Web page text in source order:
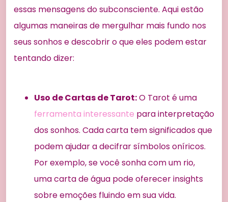
essas mensagens do subconsciente. Aqui estão
algumas maneiras de mergulhar mais fundo nos
seus sonhos e descobrir o que eles podem estar
tentando dizer:
Uso de Cartas de Tarot:O Tarot é uma
ferramenta interessante para interpretação
dos sonhos. Cada carta tem significados que
podem ajudar a decifrar símbolos oníricos.
Por exemplo, se você sonha com um rio,
uma carta de água pode oferecer insights
sobre emoções fluindo em sua vida.